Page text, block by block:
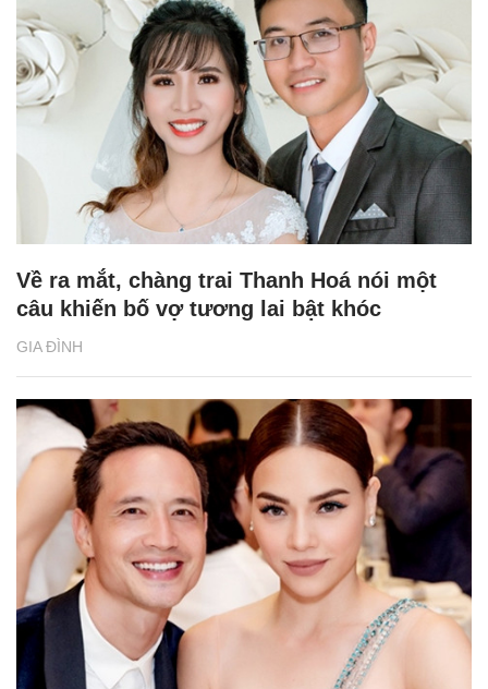
GIA ĐÌNH
Về ra mắt, chàng trai Thanh Hoá nói một
câu khiến bố vợ tương lai bật khóc